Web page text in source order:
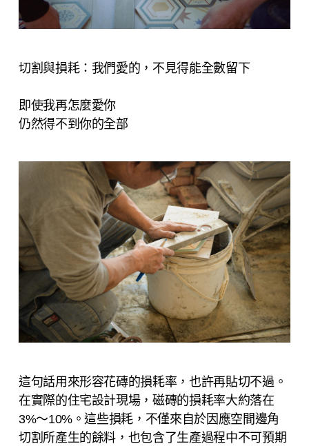
切割與損耗：我們愛的，不見得能全數留下
即使我再怎麼愛你
仍然得不到你的全部
這句話用來形容花磚的損耗率，也許再貼切不過。
在實際的住宅設計現場，磁磚的損耗率大約落在
3%～10%。這些損耗，不僅來自於因應空間邊角
切割所產生的餘料，也包含了生產過程中不可預期